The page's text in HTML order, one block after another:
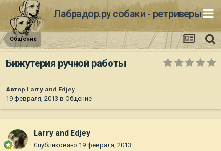
Лабрадор.ру собаки - ретриверы
Общение
Бижутерия ручной работы
Автор Larry and Edjey
19 февраля, 2013 в Общение
Larry and Edjey
Опубликовано 19 февраля, 2013